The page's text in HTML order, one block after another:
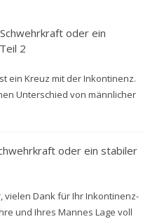
oder ein
2
ein Kreuz mit der Inkontinenz.
Unterschied von männlicher
oder ein stabiler
vielen Dank für Ihr Inkontinenz-
und Ihres Mannes Lage voll